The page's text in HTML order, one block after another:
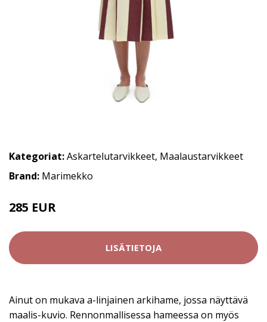
Kategoriat:Askartelutarvikkeet, Maalaustarvikkeet
Brand: Marimekko
285 EUR
LISÄTIETOJA
Ainut on mukava a-linjainen arkihame, jossa näyttävä
maalis-kuvio. Rennonmallisessa hameessa on myös